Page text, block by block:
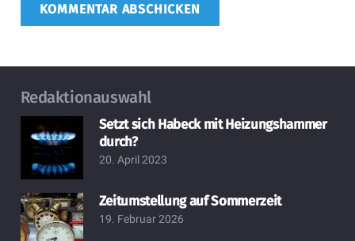
KOMMENTAR ABSCHICKEN
Redaktionauswahl
Setzt sich Habeck mit Heizungshammer
durch?
20. April 2023
Zeitumstellung auf Sommerzeit
19. Februar 2026